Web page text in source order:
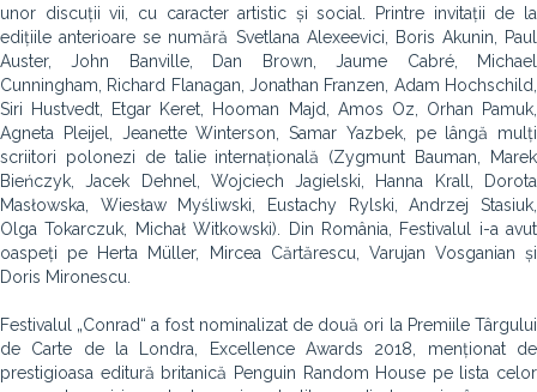
unor discuții vii, cu caracter artistic și social. Printre invitații de la
edițiile anterioare se numără Svetlana Alexeevici, Boris Akunin, Paul
Auster, John Banville, Dan Brown, Jaume Cabré, Michael
Cunningham, Richard Flanagan, Jonathan Franzen, Adam Hochschild,
Siri Hustvedt, Etgar Keret, Hooman Majd, Amos Oz, Orhan Pamuk,
Agneta Pleijel, Jeanette Winterson, Samar Yazbek, pe lângă mulți
scriitori polonezi de talie internațională (Zygmunt Bauman, Marek
Bieńczyk, Jacek Dehnel, Wojciech Jagielski, Hanna Krall, Dorota
Masłowska, Wiesław Myśliwski, Eustachy Rylski, Andrzej Stasiuk,
Olga Tokarczuk, Michał Witkowski). Din România, Festivalul i-a avut
oaspeți pe Herta Müller, Mircea Cărtărescu, Varujan Vosganian și
Doris Mironescu.
Festivalul „Conrad“ a fost nominalizat de două ori la Premiile Târgului
de Carte de la Londra, Excellence Awards 2018, menționat de
prestigioasa editură britanică Penguin Random House pe lista celor